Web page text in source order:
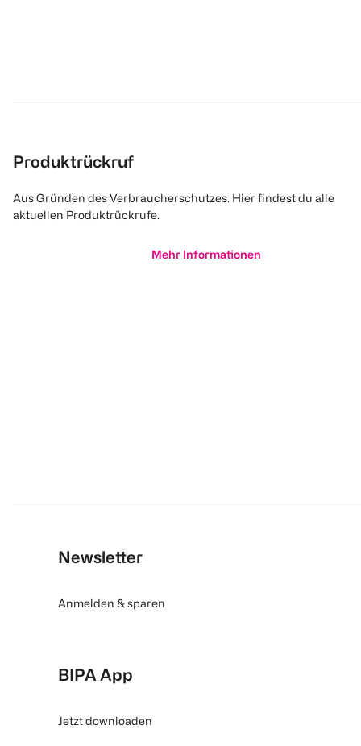
Produktrückruf
Aus Gründen des Verbraucherschutzes. Hier findest du alle
aktuellen Produktrückrufe.
Mehr Informationen
Newsletter
Anmelden & sparen
BIPA App
Jetzt downloaden